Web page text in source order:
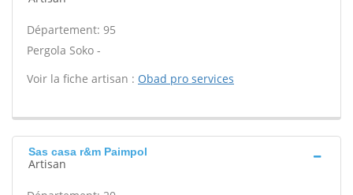
Département: 95
Pergola Soko -
Voir la fiche artisan : Obad pro services
Sas casa r&m Paimpol
Artisan